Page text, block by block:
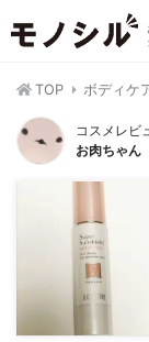
TOP ボディケ
コスメレビ
お肉ちゃん